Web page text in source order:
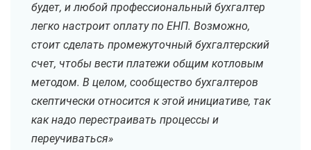
будет, и любой профессиональный бухгалтер
легко настроит оплату по ЕНП. Возможно,
стоит сделать промежуточный бухгалтерский
счет, чтобы вести платежи общим котловым
методом. В целом, сообщество бухгалтеров
скептически относится к этой инициативе, так
как надо перестраивать процессы и
переучиваться»